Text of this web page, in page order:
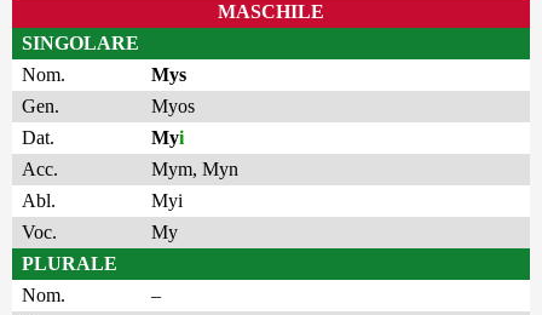
MASCHILE
SINGOLARE
Nom.
Mys
Gen.
Myos
Dat.
Myi
Acc.
Mym, Myn
Abl.
Myi
Voc.
My
PLURALE
Nom.
–